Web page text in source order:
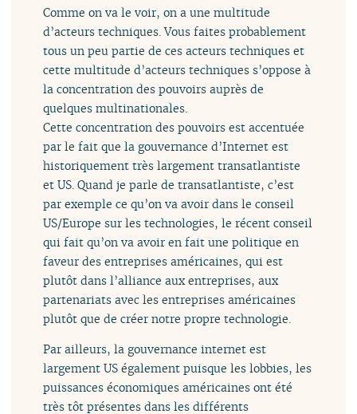
Comme on va le voir, on a une multitude
d’acteurs techniques. Vous faites probablement
tous un peu partie de ces acteurs techniques et
cette multitude d’acteurs techniques s’oppose à
la concentration des pouvoirs auprès de
quelques multinationales.
Cette concentration des pouvoirs est accentuée
par le fait que la gouvernance d’Internet est
historiquement très largement transatlantiste
et US. Quand je parle de transatlantiste, c’est
par exemple ce qu’on va avoir dans le conseil
US/Europe sur les technologies, le récent conseil
qui fait qu’on va avoir en fait une politique en
faveur des entreprises américaines, qui est
plutôt dans l’alliance aux entreprises, aux
partenariats avec les entreprises américaines
plutôt que de créer notre propre technologie.
Par ailleurs, la gouvernance internet est
largement US également puisque les lobbies, les
puissances économiques américaines ont été
très tôt présentes dans les différents